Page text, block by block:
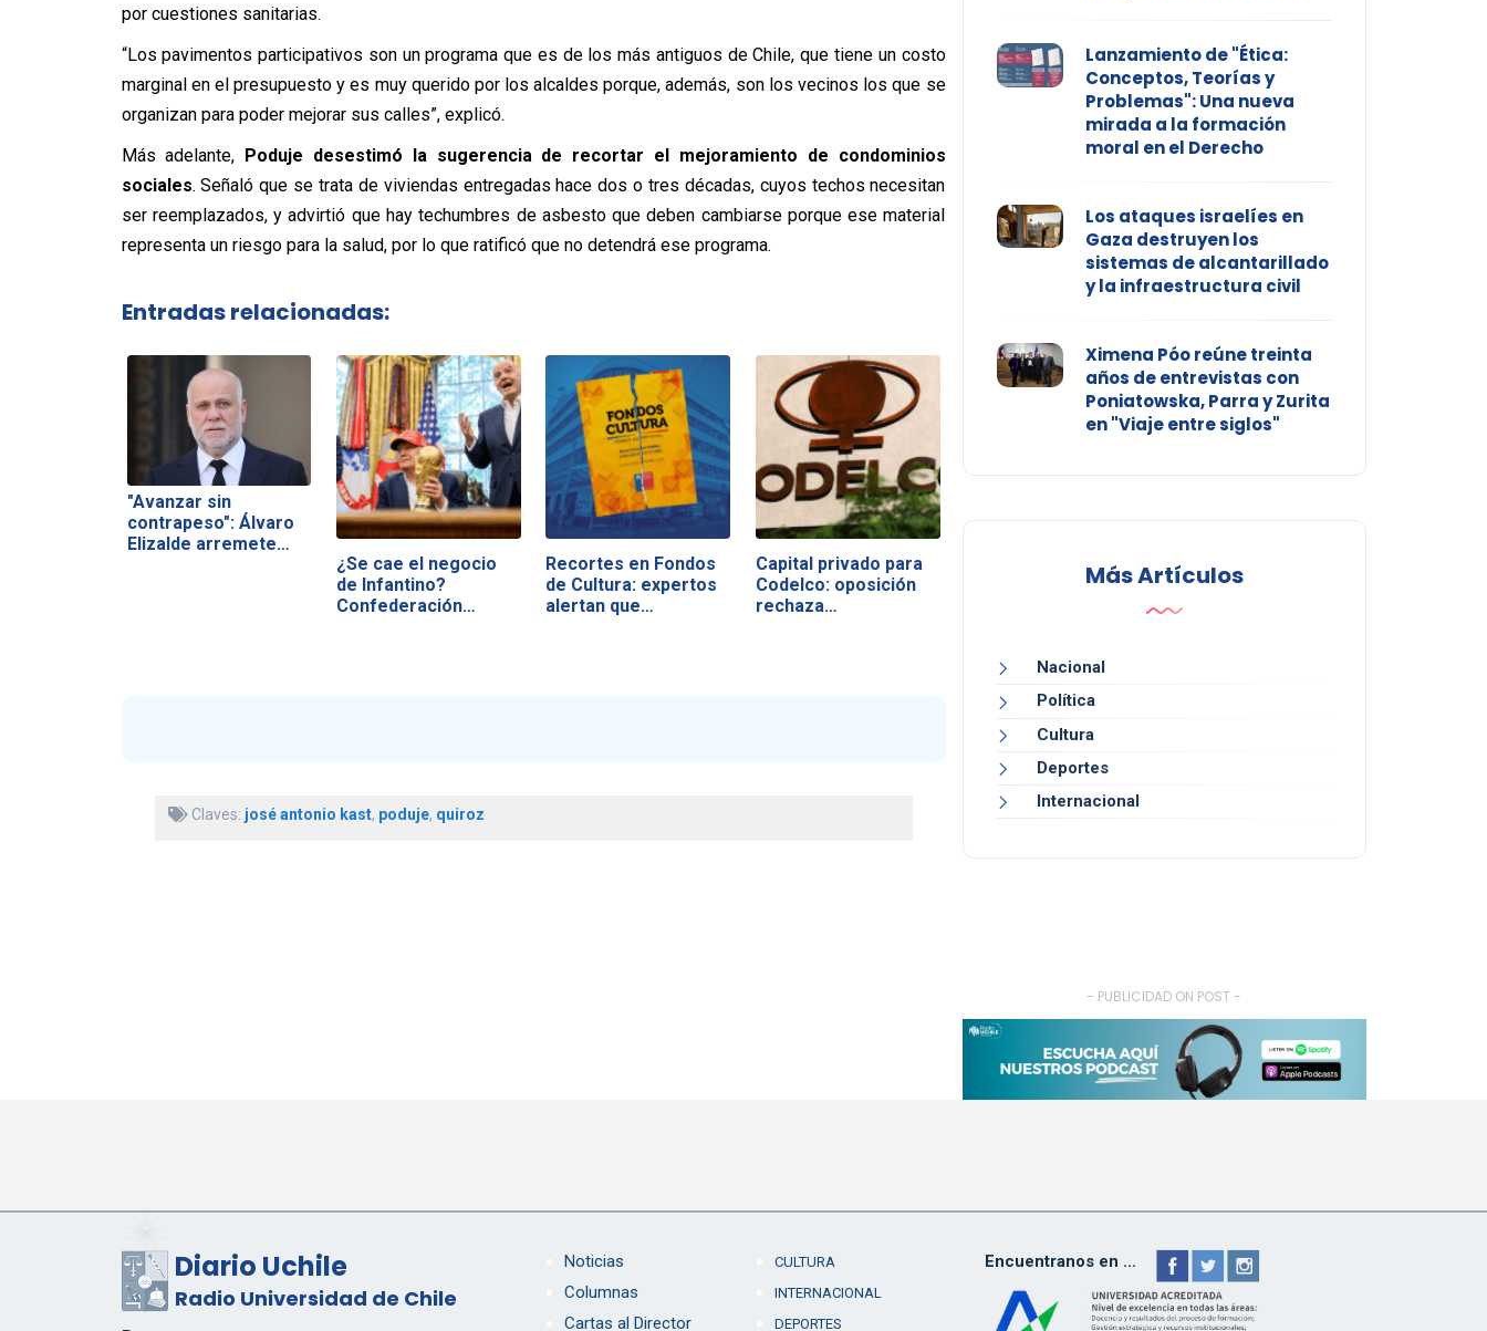
por cuestiones sanitarias.
“Los pavimentos participativos son un programa que es de los más antiguos de Chile, que tiene un costo
marginal en el presupuesto y es muy querido por los alcaldes porque, además, son los vecinos los que se
organizan para poder mejorar sus calles”, explicó.
Más adelante, Poduje desestimó la sugerencia de recortar el mejoramiento de condominios
sociales. Señaló que se trata de viviendas entregadas hace dos o tres décadas, cuyos techos necesitan
ser reemplazados, y advirtió que hay techumbres de asbesto que deben cambiarse porque ese material
representa un riesgo para la salud, por lo que ratificó que no detendrá ese programa.
Entradas relacionadas:
"Avanzar sin
contrapeso": Álvaro
Elizalde arremete…
¿Se cae el negocio
de Infantino?
Confederación…
Recortes en Fondos
de Cultura: expertos
alertan que…
Capital privado para
Codelco: oposición
rechaza…
Claves: josé antonio kast, poduje, quiroz
Lanzamiento de "Ética:
Conceptos, Teorías y
Problemas": Una nueva
mirada a la formación
moral en el Derecho
Los ataques israelíes en
Gaza destruyen los
sistemas de alcantarillado
y la infraestructura civil
Ximena Póo reúne treinta
años de entrevistas con
Poniatowska, Parra y Zurita
en "Viaje entre siglos"
Más Artículos
Nacional
Política
Cultura
Deportes
Internacional
- PUBLICIDAD ON POST -
Diario Uchile
Radio Universidad de Chile
Noticias
Columnas
Cartas al Director
CULTURA
INTERNACIONAL
DEPORTES
Encuentranos en ...